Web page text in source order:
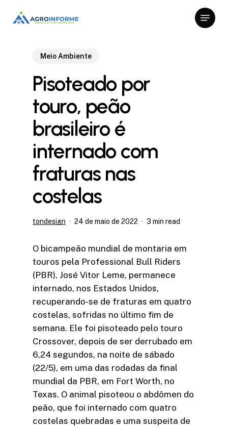
Menu
Meio Ambiente
Pisoteado por
touro, peão
brasileiro é
internado com
fraturas nas
costelas
tondesign 24 de maio de 2022 3 min read
O bicampeão mundial de montaria em
touros pela Professional Bull Riders
(PBR), José Vitor Leme, permanece
internado, nos Estados Unidos,
recuperando-se de fraturas em quatro
costelas, sofridas no último fim de
semana. Ele foi pisoteado pelo touro
Crossover, depois de ser derrubado em
6,24 segundos, na noite de sábado
(22/5), em uma das rodadas da final
mundial da PBR, em Fort Worth, no
Texas. O animal pisoteou o abdômen do
peão, que foi internado com quatro
costelas quebradas e uma suspeita de